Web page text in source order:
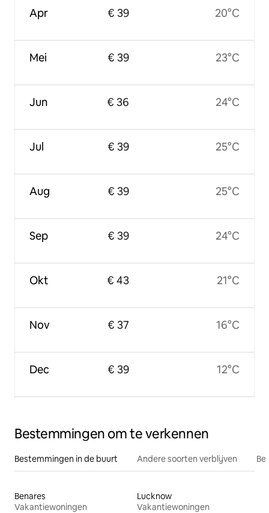
Apr
Mei
Jun
Jul
Aug
Sep
Okt
Nov
Dec
€ 39
€ 39
€ 36
€ 39
€ 39
€ 39
€ 43
€ 37
€ 39
20°C
23°C
24°C
25°C
25°C
24°C
21°C
16°C
12°C
Bestemmingen om te verkennen
Bestemmingen in de buurt Andere soorten verblijven
Benares
Vakantiewoningen
Lucknow
Vakantiewoningen